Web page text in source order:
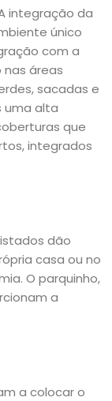
integração da
único
com a
nas áreas
sacadas e
uma alta
que
integrados
dão
casa ou no
O parquinho,
a
a colocar o